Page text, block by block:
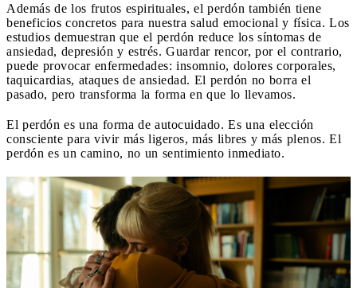
Además de los frutos espirituales, el perdón también tiene
beneficios concretos para nuestra salud emocional y física. Los
estudios demuestran que el perdón reduce los síntomas de
ansiedad, depresión y estrés. Guardar rencor, por el contrario,
puede provocar enfermedades: insomnio, dolores corporales,
taquicardias, ataques de ansiedad. El perdón no borra el
pasado, pero transforma la forma en que lo llevamos.
El perdón es una forma de autocuidado. Es una elección
consciente para vivir más ligeros, más libres y más plenos. El
perdón es un camino, no un sentimiento inmediato.